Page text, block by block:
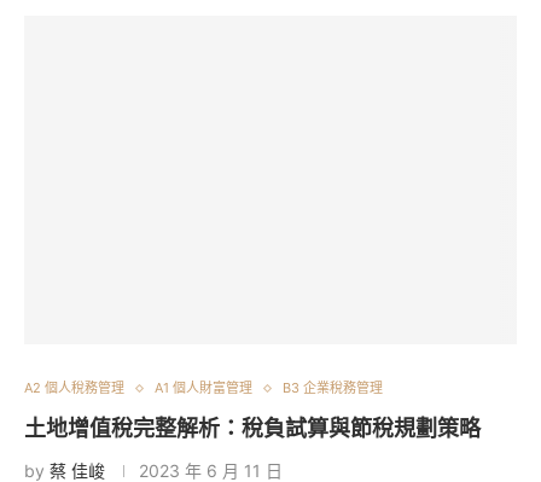
A2 個人稅務管理 A1 個人財富管理 B3 企業稅務管理
土地增值稅完整解析：稅負試算與節稅規劃策略
by 蔡 佳峻 2023 年 6 月 11 日